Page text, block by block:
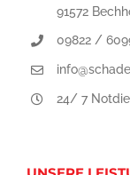
91572
09822 /
24/ 7